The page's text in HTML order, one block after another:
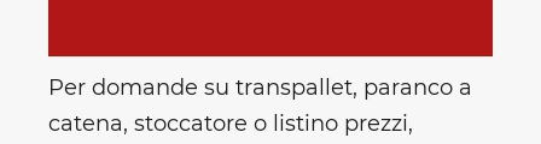
Per domande su transpallet, paranco a
catena, stoccatore o listino prezzi,